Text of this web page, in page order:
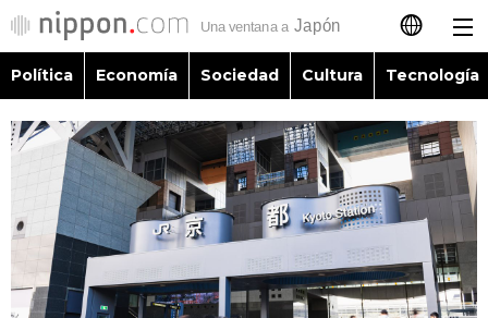
日本語
English
简体字
繁體字
Français
Política
Economía
Política Economía Sociedad Cultura Tecnología